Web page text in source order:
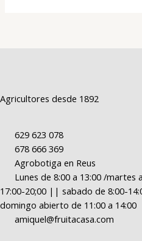
Agricultores desde 1892
629 623 078
678 666 369
Agrobotiga en Reus
Lunes de 8:00 a 13:00 /martes
17:00-20;00 || sabado de 8:00-
domingo abierto de 11:00 a 14:00
amiquel@fruitacasa.com